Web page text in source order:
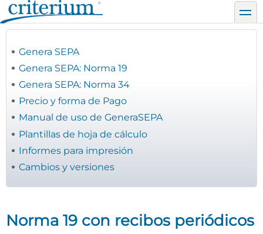
Pasar
al
principal
Genera SEPA
Genera SEPA: Norma 19
Genera SEPA: Norma 34
Precio y forma de Pago
Manual de uso de GeneraSEPA
Plantillas de hoja de cálculo
Informes para impresión
Cambios y versiones
Norma 19 con recibos periódicos